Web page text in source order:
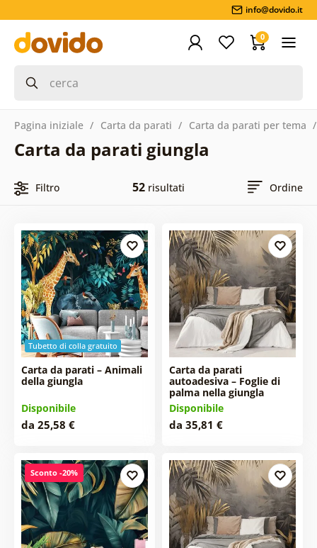
info@dovido.it
0
Pagina iniziale Carta da parati Carta da parati per tema
Carta da parati giungla
Filtro 52 risultati Ordine
Tubetto di colla gratuito
Carta da parati – Animali
della giungla
Disponibile
da 25,58 €
Carta da parati
autoadesiva – Foglie di
palma nella giungla
Disponibile
da 35,81 €
Sconto -20%